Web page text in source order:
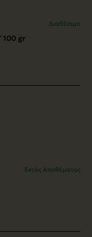
Διαθέσιμο
100 gr
Εκτός Αποθέματος